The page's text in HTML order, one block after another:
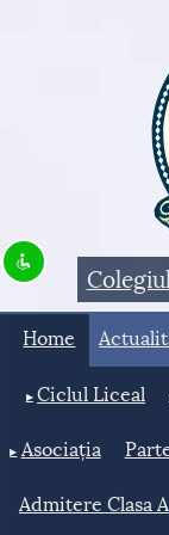
Disable
Keyboard
Mark
settings
Zoom out
zoom_in Zoom in
remove_circle_outline Decrease
brightness_high Bright
Home
Ciclul Liceal
Asociația
Admitere Clasa